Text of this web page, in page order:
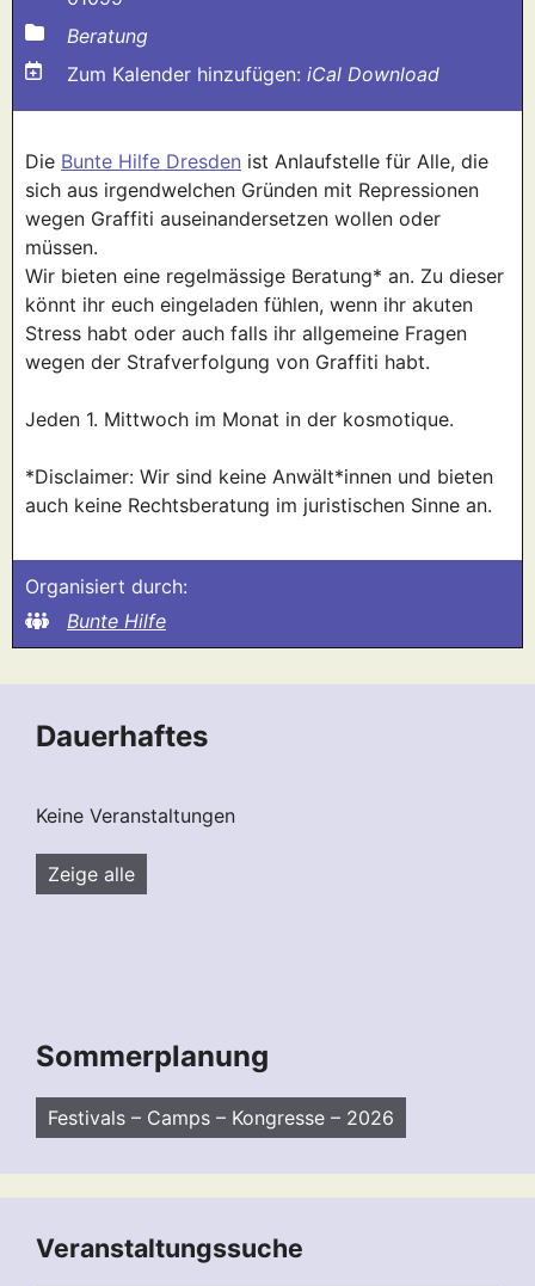
Beratung
Zum Kalender hinzufügen: iCal Download
Die Bunte Hilfe Dresden ist Anlaufstelle für Alle, die
sich aus irgendwelchen Gründen mit Repressionen
wegen Graffiti auseinandersetzen wollen oder
müssen.
Wir bieten eine regelmässige Beratung* an. Zu dieser
könnt ihr euch eingeladen fühlen, wenn ihr akuten
Stress habt oder auch falls ihr allgemeine Fragen
wegen der Strafverfolgung von Graffiti habt.
Jeden 1. Mittwoch im Monat in der kosmotique.
*Disclaimer: Wir sind keine Anwält*innen und bieten
auch keine Rechtsberatung im juristischen Sinne an.
Organisiert durch:
Bunte Hilfe
Dauerhaftes
Keine Veranstaltungen
Zeige alle
Sommerplanung
Festivals – Camps – Kongresse – 2026
Veranstaltungssuche